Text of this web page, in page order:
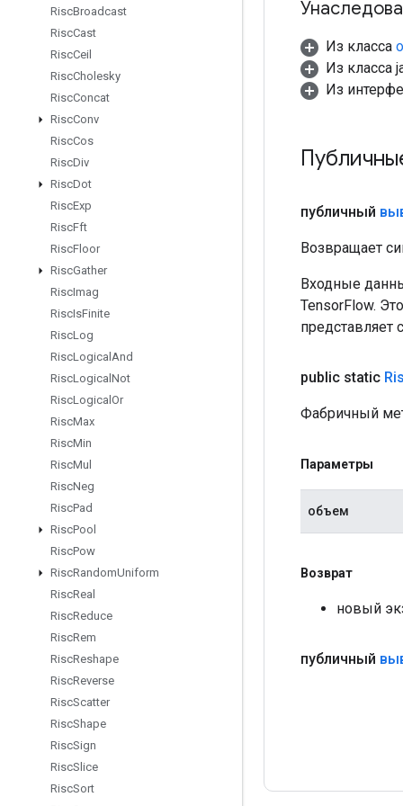
RiscBroadcast
RiscCast
RiscCeil
RiscCholesky
RiscConcat
RiscConv
RiscCos
RiscDiv
RiscDot
RiscExp
RiscFft
RiscFloor
RiscGather
RiscImag
RiscIsFinite
RiscLog
RiscLogical And
RiscLogical Not
RiscLogical Or
RiscMax
RiscMin
RiscMul
RiscNeg
RiscPad
RiscPool
RiscPow
RiscRandomUniform
RiscReal
RiscReduce
RiscRem
RiscReshape
RiscReverse
RiscScatter
RiscShape
RiscSign
RiscSlice
RiscSort
Из класса
Из класса
Из
публичный
Возвращает
Входные
TensorFlow.
представляет
public static
Фабричный
Параметры
объем
Возврат
новый
публичный